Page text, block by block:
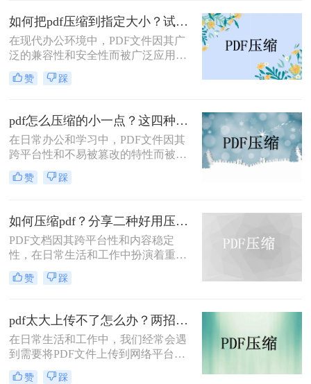
有效的PDF压缩方法。
如何把pdf压缩到指定大小？试试这4种压缩方法！
在现代办公环境中，PDF文件因其广
泛的兼容性和安全性而被广泛应用。
然而，当这些文件过大时，会带来传
输不便、占用过多存储空间等问题。
变得尤为重要。本文将详细介绍四种
常用的方法，帮助您轻松应对这一挑
战。
赞 踩
pdf怎么压缩的小一点？这四种压缩方法了解一下
在日常办公和学习中，PDF文件因其
跨平台性和不易被篡改的特性而被广
泛使用。然而，有时PDF文件过大，
会给传输和存储带来不便。那么pdf怎
将PDF压缩得更小的方法。
赞 踩
如何压缩pdf？分享二种好用压缩方法！
PDF文档因其跨平台性和内容稳定
性，在日常生活和工作中扮演着重要
角色。然而，有时PDF文件过大，会
影响传输速度或占用过多存储空间。
压缩PDF的方法。
赞 踩
pdf太大上传不了怎么办？两招帮你解决！
在日常生活和工作中，我们经常会遇
到需要将PDF文件上传到网络平台或
发送给他人的情况。然而，有时PDF
赞 踩